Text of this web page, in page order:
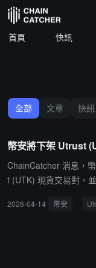
首頁 快訊
全部 文章 快訊
幣安將下架 Utrust
ChainCatcher 消息，
t (UTK) 現貨交易對，
按 3 UTK = 1 XMN 進
2026-04-14 幣安